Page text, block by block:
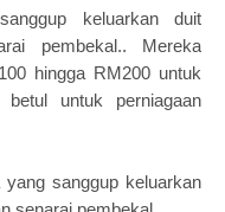
keluarkan duit
pembekal.. Mereka
hingga RM200 untuk
untuk perniagaan
sanggup keluarkan